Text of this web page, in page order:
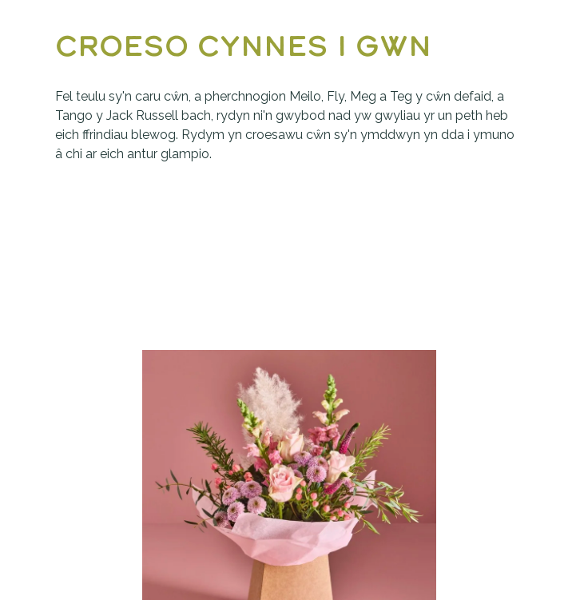
Croeso Cynnes i Gwn
Fel teulu sy'n caru cŵn, a pherchnogion Meilo, Fly, Meg a Teg y cŵn defaid, a
Tango y Jack Russell bach, rydyn ni'n gwybod nad yw gwyliau yr un peth heb
eich ffrindiau blewog. Rydym yn croesawu cŵn sy'n ymddwyn yn dda i ymuno
â chi ar eich antur glampio.